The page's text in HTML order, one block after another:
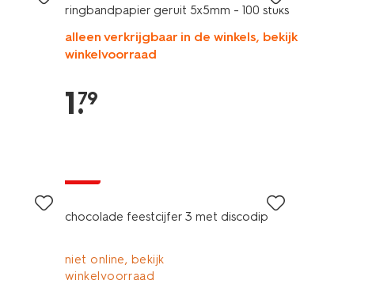
ringbandpapier geruit 5x5mm - 100 stuks
alleen verkrijgbaar in de winkels, bekijk
winkelvoorraad
1.
79
chocolade feestcijfer 3 met discodip
niet online, bekijk
winkelvoorraad